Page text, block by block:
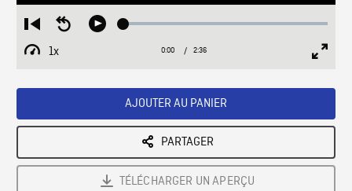
Restart
from
beginning
Seek
Play Loaded:
1x
Playback
Current
0:00 / Duration
2:36
AJOUTER AU PANIER
PARTAGER
TÉLÉCHARGER UN APERÇU